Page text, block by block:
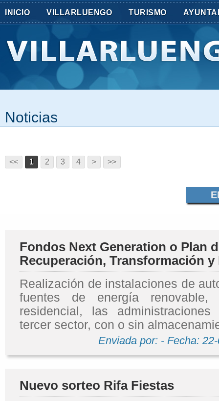
INICIO VILLARLUENGO TURISMO
Noticias
<< 1 2 3 4 > >>
Fondos Next Generation o Plan
Recuperación, Transformación y
Realización de instalaciones de
fuentes de energía
residencial, las
tercer sector, con o sin
Enviada por: - Fecha:
Nuevo sorteo Rifa Fiestas